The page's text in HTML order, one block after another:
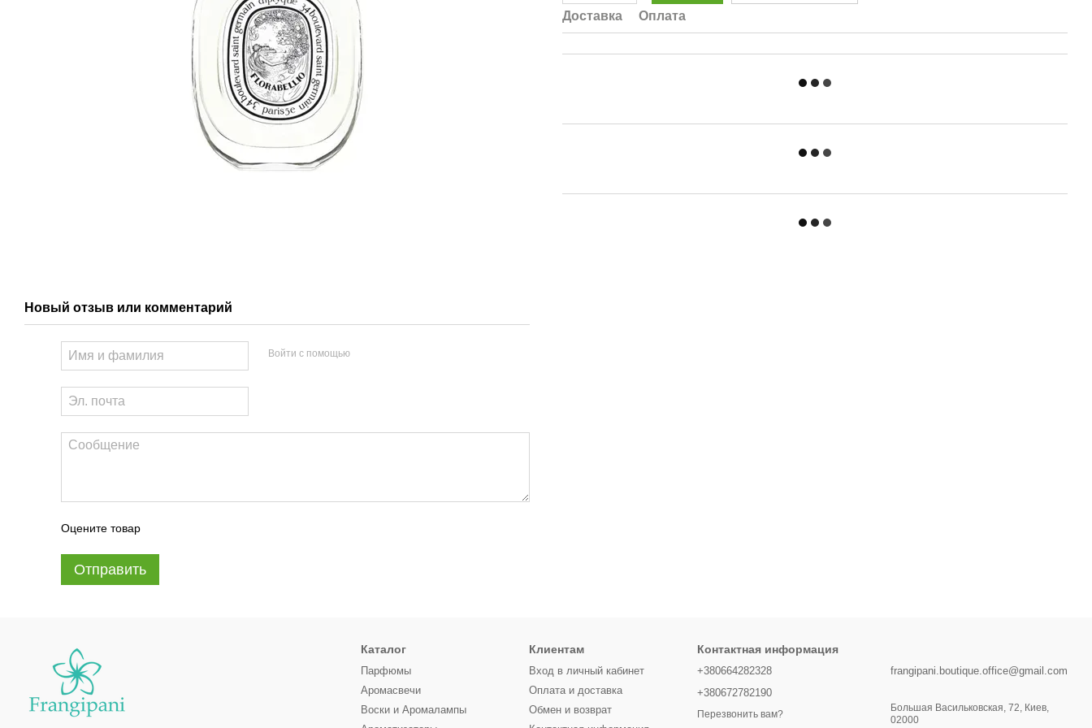
Новый отзыв или комментарий
Войти с помощью
Оцените товар
Отправить
Доставка Оплата
Каталог
Парфюмы
Аромасвечи
Воски и Аромалампы
Клиентам
Вход в личный кабинет
Оплата и доставка
Обмен и возврат
Контактная информация
+380664282328
+380672782190
Перезвонить вам?
frangipani.boutique.office@gmail.com
Большая Васильковская, 72, Киев,
02000